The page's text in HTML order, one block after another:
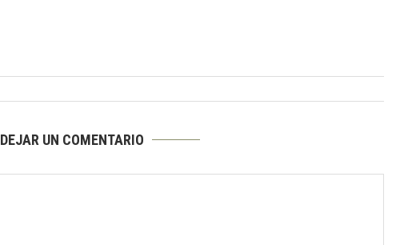
DEJAR UN COMENTARIO